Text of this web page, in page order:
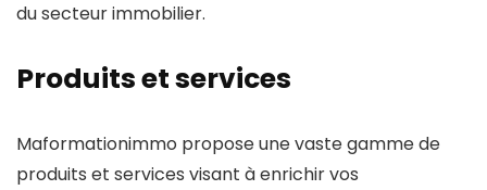
du secteur immobilier.
Produits et services
Maformationimmo propose une vaste gamme de
produits et services visant à enrichir vos